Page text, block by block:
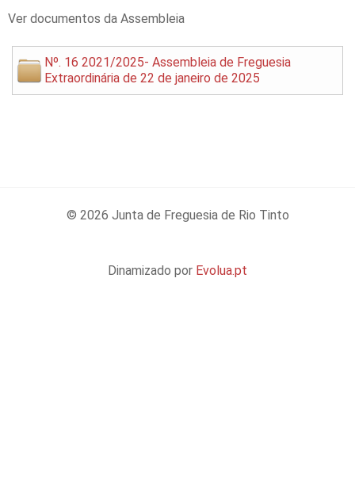
Ver documentos da Assembleia
Nº. 16 2021/2025- Assembleia de Freguesia
Extraordinária de 22 de janeiro de 2025
© 2026 Junta de Freguesia de Rio Tinto
Dinamizado por Evolua.pt